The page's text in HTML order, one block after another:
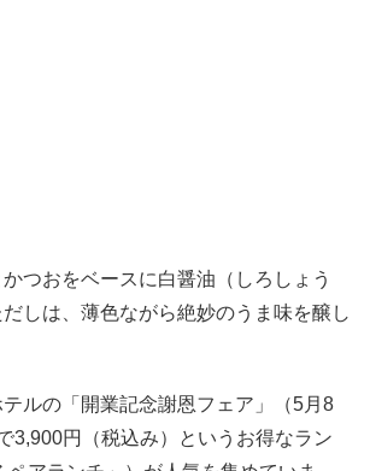
つおをベースに白醤油（しろしょう
しは、薄色ながら絶妙のうま味を醸し
ルの「開業記念謝恩フェア」（5月8
3,900円（税込み）というお得なラン